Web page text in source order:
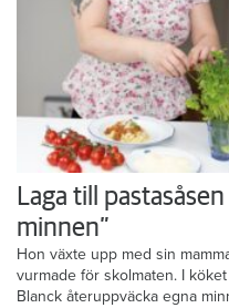
Laga till
minnen”
Hon växte upp med sin
vurmade för skolmaten. I
Blanck återuppväcka egna